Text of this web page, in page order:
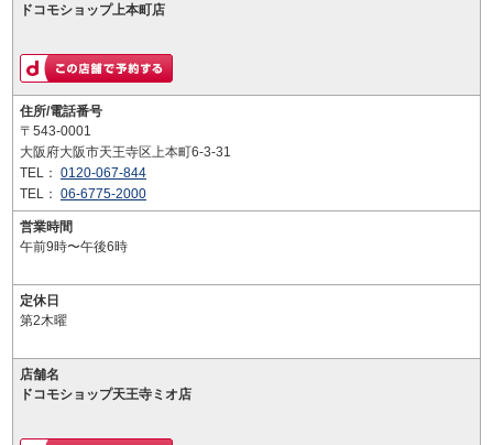
ドコモショップ上本町店
住所/電話番号
〒543-0001
大阪府大阪市天王寺区上本町6-3-31
TEL： 0120-067-844
TEL： 06-6775-2000
営業時間
午前9時〜午後6時
定休日
第2木曜
店舗名
ドコモショップ天王寺ミオ店